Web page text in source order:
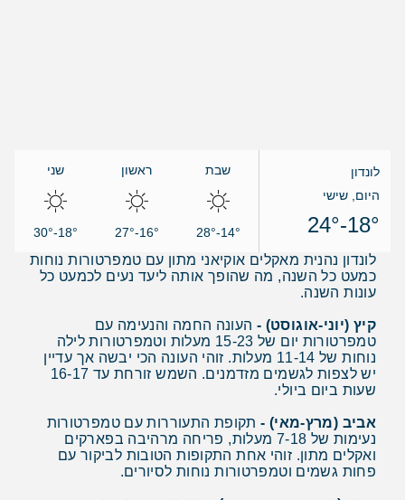
לונדון
היום, שישי
18°-24°
שבת
14°-28°
ראשון
16°-27°
שני
18°-30°
לונדון נהנית מאקלים אוקיאני מתון עם טמפרטורות נוחות
כמעט כל השנה, מה שהופך אותה ליעד נעים לכמעט כל
עונות השנה.
קיץ (יוני-אוגוסט) - העונה החמה והנעימה עם
טמפרטורות יום של 15-23 מעלות וטמפרטורות לילה
נוחות של 11-14 מעלות. זוהי העונה הכי יבשה אך עדיין
יש לצפות לגשמים מזדמנים. השמש זורחת עד 16-17
שעות ביום ביולי.
אביב (מרץ-מאי) - תקופת התעוררות עם טמפרטורות
נעימות של 7-18 מעלות, פריחה מרהיבה בפארקים
ואקלים מתון. זוהי אחת התקופות הטובות לביקור עם
פחות גשמים וטמפרטורות נוחות לסיורים.